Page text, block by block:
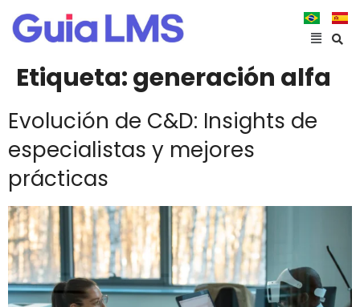
Etiqueta:generación alfa
Evolución de C&D: Insights de
especialistas y mejores
prácticas